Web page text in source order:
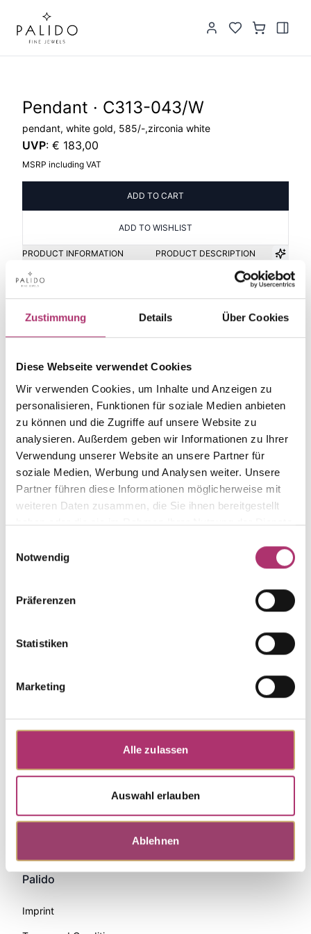
Zustimmung Details Über Cookies
Diese Webseite verwendet Cookies
Wir verwenden Cookies, um Inhalte und Anzeigen zu
personalisieren, Funktionen für soziale Medien anbieten
zu können und die Zugriffe auf unsere Website zu
analysieren. Außerdem geben wir Informationen zu Ihrer
Verwendung unserer Website an unsere Partner für
soziale Medien, Werbung und Analysen weiter. Unsere
Partner führen diese Informationen möglicherweise mit
weiteren Daten zusammen, die Sie ihnen bereitgestellt
haben oder die sie im Rahmen Ihrer Nutzung der Dienste
Notwendig
Präferenzen
Statistiken
Marketing
Alle zulassen
Auswahl erlauben
Ablehnen
Pendant · C313-043/W
pendant, white gold, 585/-,zirconia white
UVP: € 183,00
MSRP including VAT
ADD TO CART
ADD TO WISHLIST
PRODUCT INFORMATION PRODUCT DESCRIPTION
Item group
Pendant
Material
Weight
Serial number
9010595791888
-
585
white gold
Gem Color
white
Gem Type
Zirconia
Gem
zirconia white
Size
Discover more pieces from this collection.
Palido
Imprint